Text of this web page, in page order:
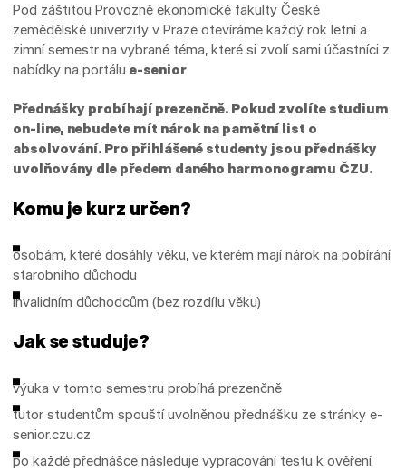
Pod záštitou Provozně ekonomické fakulty České
zemědělské univerzity v Praze otevíráme každý rok letní a
zimní semestr na vybrané téma, které si zvolí sami účastníci z
nabídky na portálue-senior
Přednášky probíhají prezenčně. Pokud zvolíte studium
on-line, nebudete mít nárok na pamětní list o
absolvování. Pro přihlášené studenty jsou přednášky
uvolňovány dle předem daného harmonogramu ČZU.
Komu je kurz určen?
osobám, které dosáhly věku, ve kterém mají nárok na pobírání
starobního důchodu
invalidním důchodcům (bez rozdílu věku)
Jak se studuje?
výuka v tomto semestru probíhá prezenčně
tutor studentům spouští uvolněnou přednášku ze stránky e-
senior.czu.cz
po každé přednášce následuje vypracování testu k ověření